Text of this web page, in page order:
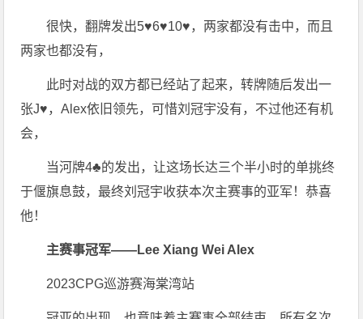
很快，翻牌发出5♥️6♥️10♥️，两家都没有击中，而且
两家也都没有，
此时对战的双方都已经站了起来，转牌随后发出一
张J♥️，Alex依旧领先，可惜刘冠宇没有，不过他还有机
会，
当河牌4♣️的发出，让这场长达三个半小时的单挑终
于偃旗息鼓，最终刘冠宇收获本次主赛事的亚军！恭喜
他！
主赛事冠军——Lee Xiang Wei Alex
2023CPG巡游赛海棠湾站